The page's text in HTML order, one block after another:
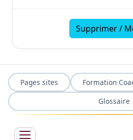
Supprimer /
Pages sites Formation
Glossaire